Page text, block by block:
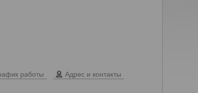
работы Адрес и контакты